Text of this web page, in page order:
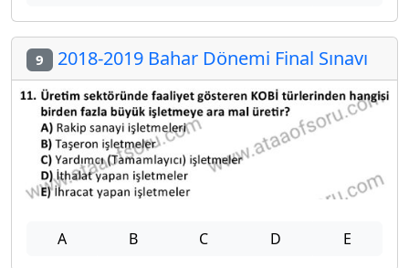
9 2018-2019 Bahar Dönemi Final Sınavı
A B C D E